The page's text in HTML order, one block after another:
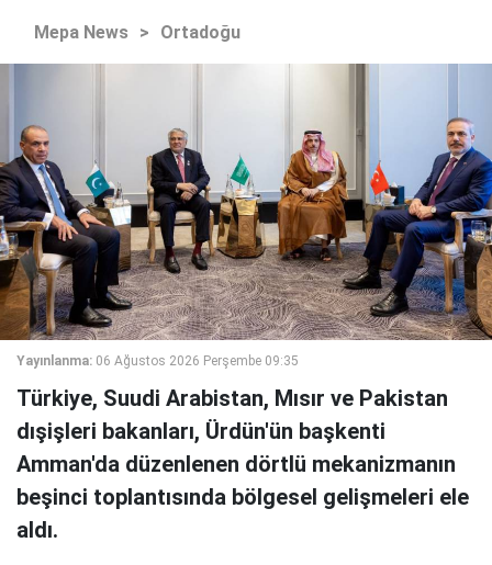
Mepa News > Ortadoğu
Yayınlanma: 06 Ağustos 2026 Perşembe 09:35
Türkiye, Suudi Arabistan, Mısır ve Pakistan
dışişleri bakanları, Ürdün'ün başkenti
Amman'da düzenlenen dörtlü mekanizmanın
beşinci toplantısında bölgesel gelişmeleri ele
aldı.